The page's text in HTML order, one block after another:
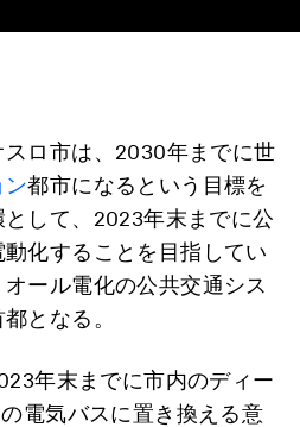
スロ市は、2030年までに世
ン都市になるという目標を
して、2023年末までに公
化することを目指してい
ール電化の公共交通シス
となる。
年末までに市内のディー
電気バスに置き換える意